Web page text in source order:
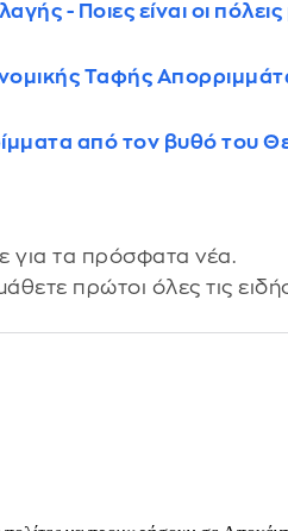
- Ποιες είναι οι πόλεις
Ταφής
από τον βυθό του
για τα πρόσφατα νέα.
πρώτοι όλες τις